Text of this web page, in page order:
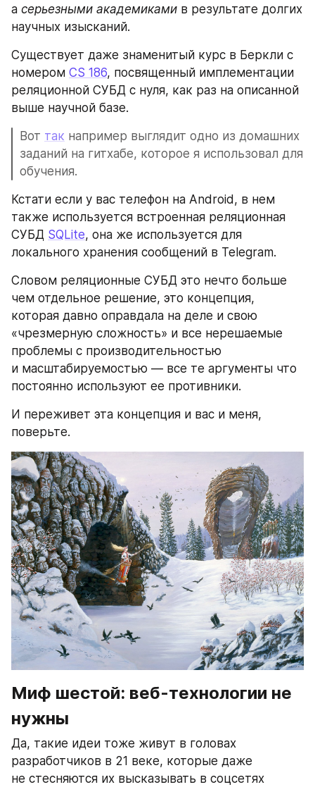
а серьезными академиками в результате долгих
научных изысканий.
Существует даже знаменитый курс в Беркли с
номером CS 186, посвященный имплементации
реляционной СУБД с нуля, как раз на описанной
выше научной базе.
Вот так например выглядит одно из домашних
заданий на гитхабе, которое я использовал для
обучения.
Кстати если у вас телефон на Android, в нем
также используется встроенная реляционная
СУБД SQLite, она же используется для
локального хранения сообщений в Telegram.
Словом реляционные СУБД это нечто больше
чем отдельное решение, это концепция,
которая давно оправдала на деле и свою
«чрезмерную сложность» и все нерешаемые
проблемы с производительностью
и масштабируемостью — все те аргументы что
постоянно используют ее противники.
И переживет эта концепция и вас и меня,
поверьте.
Миф шестой: веб-технологии не
нужны
Да, такие идеи тоже живут в головах
разработчиков в 21 веке, которые даже
не стесняются их высказывать в соцсетях